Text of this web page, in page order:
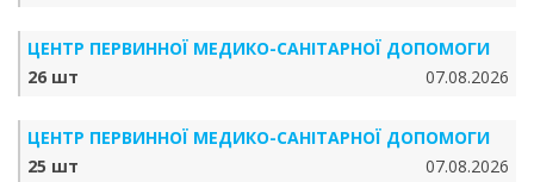
ЦЕНТР ПЕРВИННОЇ МЕДИКО-САНІТАРНОЇ ДОПОМОГИ
26 шт
07.08.2026
ЦЕНТР ПЕРВИННОЇ МЕДИКО-САНІТАРНОЇ ДОПОМОГИ
25 шт
07.08.2026